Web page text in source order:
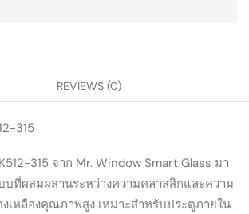
REVIEWS (0)
315
315 จาก Mr. Window Smart Glass มา
ที่ผสมผสานระหว่างความคลาสสิกและความ
เหลืองคุณภาพสูง เหมาะสำหรับประตูภายใน